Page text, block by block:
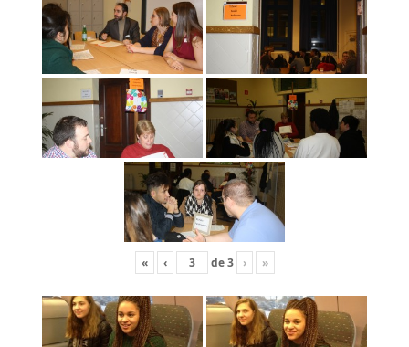
« ‹ de3 › »